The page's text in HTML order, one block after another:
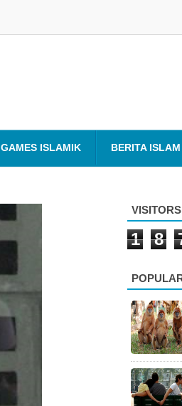
GAMES ISLAMIK BERITA ISLAM
VISITORS
1 8